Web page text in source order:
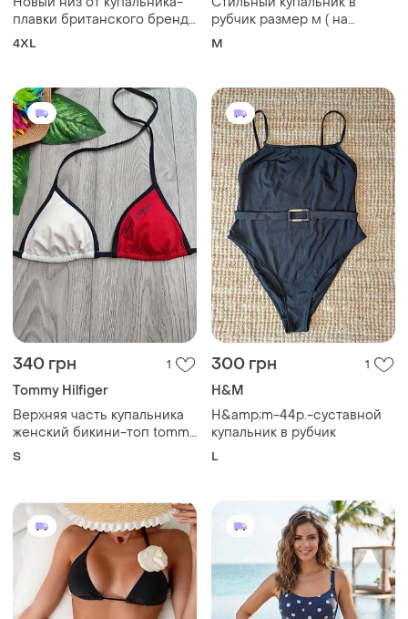
плавки британского бренда
boohoo, с высокой
горизонтальную полоску,
20/48/4 xl/56.
4XL
рубчик размер м ( на
маленькую грудь), изумруд
M
340 грн 1
Tommy Hilfiger
Верхняя часть купальника
женский бикини-топ tommy
hilfiger имеет классический
размер s
S
300 грн 1
H&M
H&amp;m-44р.-суставной
купальник в рубчик
L